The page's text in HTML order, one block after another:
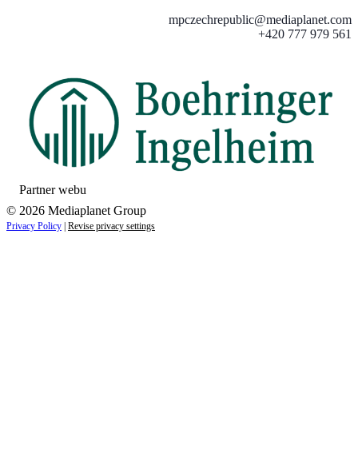
mpczechrepublic@mediaplanet.com
+420 777 979 561
Partner webu
© 2026 Mediaplanet Group
Privacy Policy | Revise privacy settings